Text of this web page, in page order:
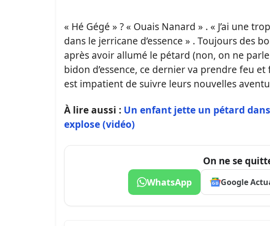
« Hé Gégé » ? « Ouais Nanard » . « J’ai une
dans le jerricane d’essence » . Toujours des
après avoir allumé le pétard (non, on ne
bidon d’essence, ce dernier va prendre feu
est impatient de suivre leurs nouvelles
À lire aussi : Un enfant jette un pétard
explose (vidéo)
On ne se
WhatsApp Google